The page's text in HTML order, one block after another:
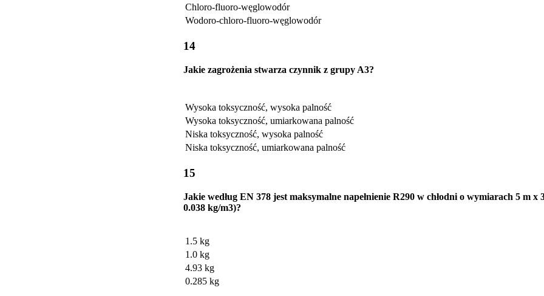
Chloro-fluoro-węglowodór
Wodoro-chloro-fluoro-węglowodór
14
Jakie zagrożenia stwarza czynnik z grupy A3?
Wysoka toksyczność, wysoka palność
Wysoka toksyczność, umiarkowana palność
Niska toksyczność, wysoka palność
Niska toksyczność, umiarkowana palność
15
Jakie według EN 378 jest maksymalne napełnienie R290 w chłodni o wymiarach 5 m
0.038 kg/m3)?
1.5 kg
1.0 kg
4.93 kg
0.285 kg